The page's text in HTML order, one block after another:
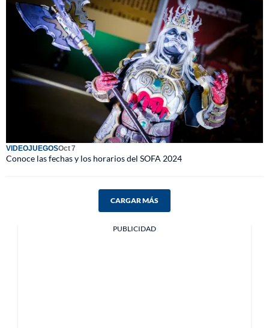
VIDEOJUEGOSOct 7
Conoce las fechas y los horarios del SOFA 2024
CARGAR MÁS
PUBLICIDAD